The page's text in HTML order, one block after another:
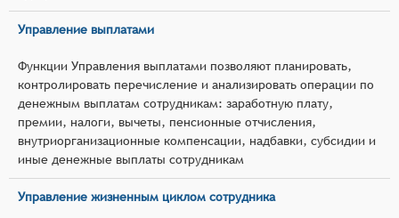
Управление выплатами
Функции Управления выплатами позволяют планировать,
контролировать перечисление и анализировать операции по
денежным выплатам сотрудникам: заработную плату,
премии, налоги, вычеты, пенсионные отчисления,
внутриорганизационные компенсации, надбавки, субсидии и
иные денежные выплаты сотрудникам
Управление жизненным циклом сотрудника